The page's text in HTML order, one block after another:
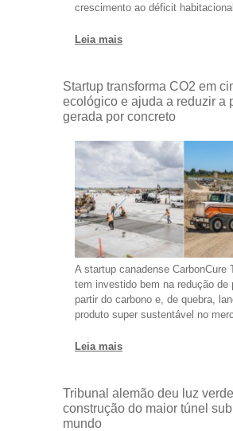
crescimento ao déficit
Leia mais
Startup transforma CO2 em
ecológico e ajuda a reduzir a
gerada por concreto
A startup canadense CarbonCure
tem investido bem na redução de
partir do carbono e, de quebra,
produto super sustentável no
Leia mais
Tribunal alemão deu luz
construção do maior túnel
mundo